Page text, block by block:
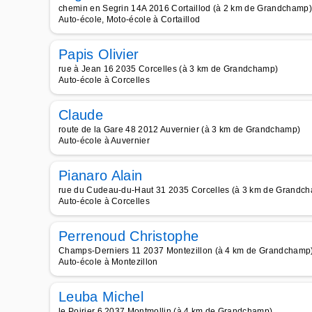
chemin en Segrin 14A 2016 Cortaillod (à 2 km de Grandchamp)
Auto-école, Moto-école à Cortaillod
Papis Olivier
rue à Jean 16 2035 Corcelles (à 3 km de Grandchamp)
Auto-école à Corcelles
Claude
route de la Gare 48 2012 Auvernier (à 3 km de Grandchamp)
Auto-école à Auvernier
Pianaro Alain
rue du Cudeau-du-Haut 31 2035 Corcelles (à 3 km de
Auto-école à Corcelles
Perrenoud Christophe
Champs-Derniers 11 2037 Montezillon (à 4 km de
Auto-école à Montezillon
Leuba Michel